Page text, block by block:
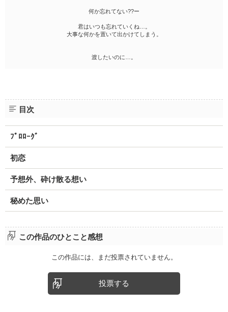
何か忘れてない??ー
君はいつも忘れていくね…。
大事な何かを置いて出かけてしまう。
渡したいのに…。
目次
ﾌﾟﾛﾛｰｸﾞ
初恋
予想外、砕け散る想い
秘めた思い
この作品のひとこと感想
この作品には、まだ投票されていません。
投票する